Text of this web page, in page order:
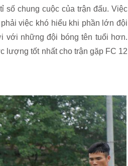
số chung cuộc của trận đấu. Việc
việc khó hiểu khi phần lớn đội
với những đội bóng tên tuổi hơn.
lượng tốt nhất cho trận gặp FC 12